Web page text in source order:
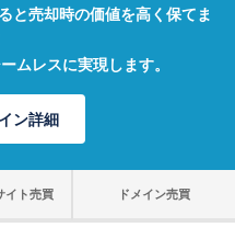
と売却時の価値を高く保てま
ムレスに実現します。
ン詳細
ト売買 ドメイン売買